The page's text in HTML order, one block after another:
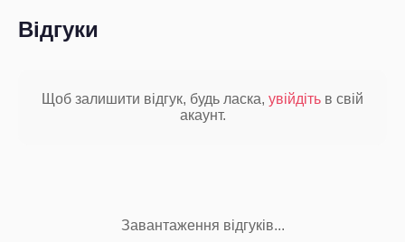
Відгуки
Щоб залишити відгук, будь ласка, увійдіть в свій
акаунт.
Завантаження відгуків...